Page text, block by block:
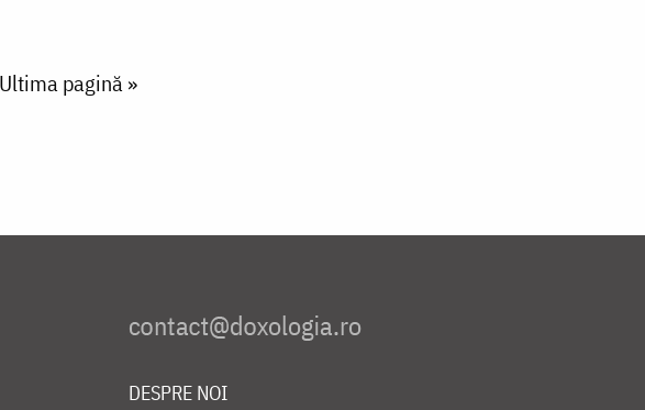
Last page
Ultima pagină »
DESPRE NOI